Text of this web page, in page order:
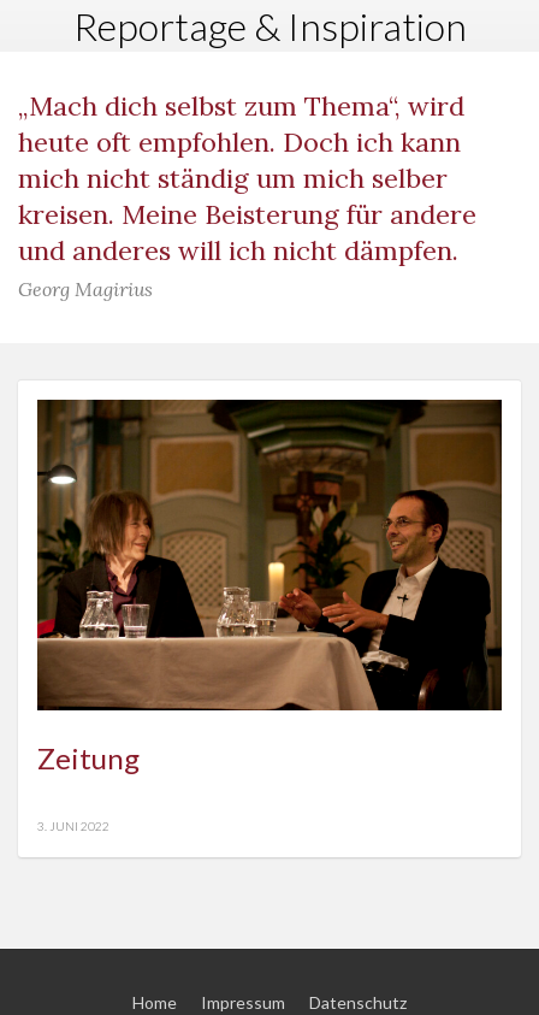
Reportage & Inspiration
„Mach dich selbst zum Thema“, wird
heute oft empfohlen. Doch ich kann
mich nicht ständig um mich selber
kreisen. Meine Beisterung für andere
und anderes will ich nicht dämpfen.
Georg Magirius
Zeitung
3. JUNI 2022
Home Impressum Datenschutz